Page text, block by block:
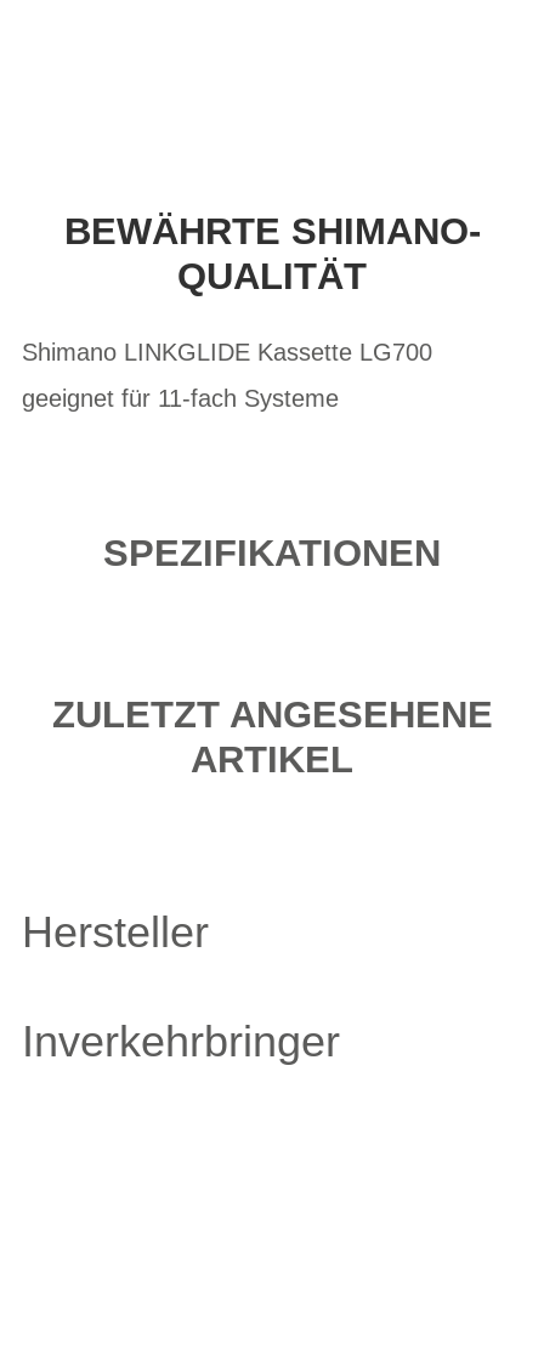
BEWÄHRTE SHIMANO-
QUALITÄT
Shimano LINKGLIDE Kassette LG700
geeignet für 11-fach Systeme
SPEZIFIKATIONEN
ZULETZT ANGESEHENE
ARTIKEL
Hersteller
Inverkehrbringer